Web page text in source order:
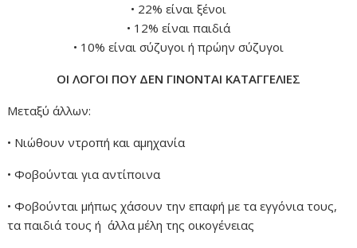
• 22% είναι ξένοι
• 12% είναι παιδιά
• 10% είναι σύζυγοι ή πρώην σύζυγοι
ΟΙ ΛΟΓΟΙ ΠΟΥ ΔΕΝ ΓΙΝΟΝΤΑΙ ΚΑΤΑΓΓΕΛΙΕΣ
Μεταξύ άλλων:
• Νιώθουν ντροπή και αμηχανία
• Φοβούνται για αντίποινα
• Φοβούνται μήπως χάσουν την επαφή με τα εγγόνια τους,
τα παιδιά τους ή άλλα μέλη της οικογένειας